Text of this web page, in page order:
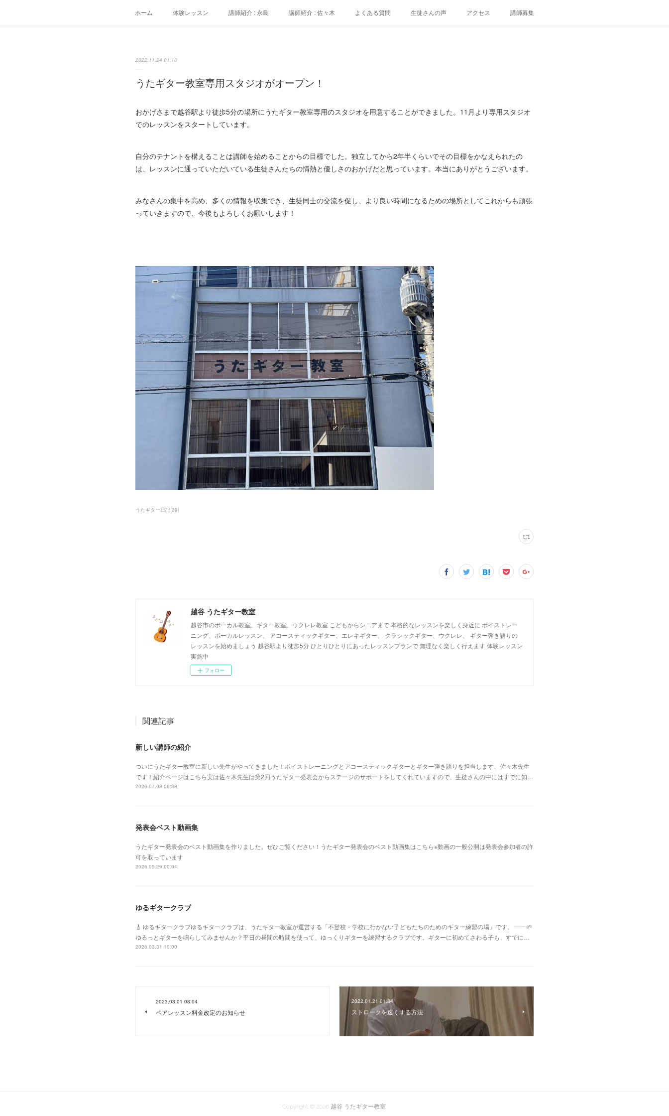
ホーム 体験レッスン 講師紹介 : 永島 講師紹介 : 佐々木 よくある質問 生徒さんの声 アクセス 講師募集
2022.11.24 01:10
うたギター教室専用スタジオがオープン！
おかげさまで越谷駅より徒歩5分の場所にうたギター教室専用のスタジオを用意することができました。11月より専用スタジオ
でのレッスンをスタートしています。
自分のテナントを構えることは講師を始めることからの目標でした。独立してから2年半くらいでその目標をかなえられたの
は、レッスンに通っていただいている生徒さんたちの情熱と優しさのおかげだと思っています。本当にありがとうございます。
みなさんの集中を高め、多くの情報を収集でき、生徒同士の交流を促し、より良い時間になるための場所としてこれからも頑張
っていきますので、今後もよろしくお願いします！
うたギター日記(39)
越谷 うたギター教室
越谷市のボーカル教室、ギター教室、ウクレレ教室 こどもからシニアまで 本格的なレッスンを楽しく身近に ボイストレー
ニング、ボーカルレッスン、 アコースティックギター、エレキギター、 クラシックギター、ウクレレ、 ギター弾き語りの
レッスンを始めましょう 越谷駅より徒歩5分 ひとりひとりにあったレッスンプランで 無理なく楽しく行えます 体験レッスン
実施中
フォロー
関連記事
新しい講師の紹介
ついにうたギター教室に新しい先生がやってきました！ボイストレーニングとアコースティックギターとギター弾き語りを担当します、佐々木先生
です！紹介ページはこちら実は佐々木先生は第2回うたギター発表会からステージのサポートをしてくれていますので、生徒さんの中にはすでに知…
2026.07.08 06:38
発表会ベスト動画集
うたギター発表会のベスト動画集を作りました。ぜひご覧ください！うたギター発表会のベスト動画集はこちら※動画の一般公開は発表会参加者の許
可を取っています
2026.05.29 00:04
ゆるギタークラブ
🎸 ゆるギタークラブゆるギタークラブは、うたギター教室が運営する「不登校・学校に行かない子どもたちのためのギター練習の場」です。⸻🌱
ゆるっとギターを鳴らしてみませんか？平日の昼間の時間を使って、ゆっくりギターを練習するクラブです。ギターに初めてさわる子も、すでに…
2026.03.31 10:00
2023.03.01 08:04
ペアレッスン料金改定のお知らせ
2022.01.21 01:34
ストロークを速くする方法
Copyright © 2026 越谷 うたギター教室